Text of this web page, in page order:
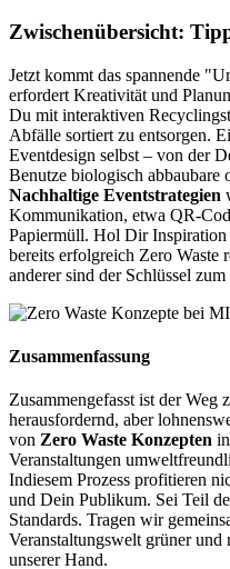
Zwischenübersicht:
Jetzt kommt das spannende
erfordert Kreativität und
Du mit interaktiven
Abfälle sortiert zu entsorgen.
Eventdesign selbst – von der
Benutze biologisch abbaubare
Nachhaltige Eventstrategien
Kommunikation, etwa QR-
Papiermüll. Hol Dir Inspiration
bereits erfolgreich Zero Waste
anderer sind der Schlüssel
Zusammenfassung
Zusammengefasst ist der Weg
herausfordernd, aber
von Zero Waste Konzepten
Veranstaltungen
Indiesem Prozess profitieren
und Dein Publikum. Sei Teil
Standards. Tragen wir
Veranstaltungswelt grüner und
unserer Hand.